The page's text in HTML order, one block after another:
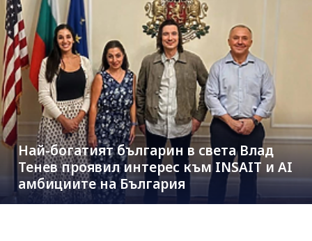
Най-богатият българин в света Влад
Тенев проявил интерес към INSAIT и AI
амбициите на България